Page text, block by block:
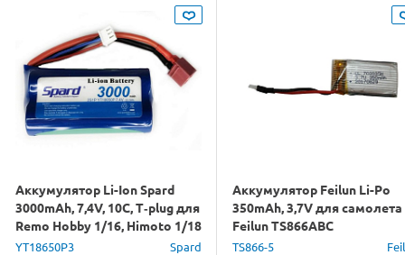
Аккумулятор Li-Ion Spard
3000mAh, 7,4V, 10C, T‐plug для
Remo Hobby 1/16, Himoto 1/18
YT18650P3 Spard
Аккумулятор Feilun Li-Po
350mAh, 3,7V для самолета
Feilun TS866ABC
TS866-5